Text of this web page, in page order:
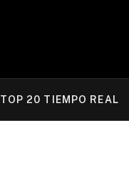
TOP 20 TIEMPO REAL